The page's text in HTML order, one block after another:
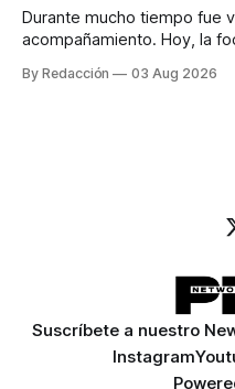
Durante mucho tiempo fue
acompañamiento. Hoy, la
artesanal, ingredientes de
By Redacción 03 Aug 2026
Suscríbete a nuestro
Instagram